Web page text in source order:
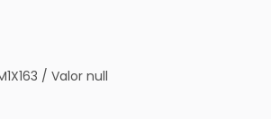
/Valor null